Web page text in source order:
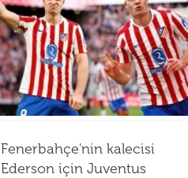
Fenerbahçe'nin kalecisi
Ederson için Juventus